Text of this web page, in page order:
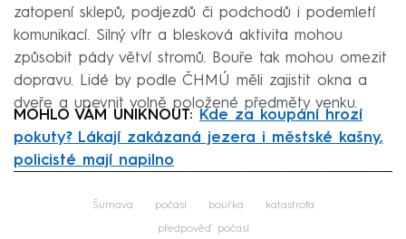
zatopení sklepů, podjezdů či podchodů i podemletí
komunikací. Silný vítr a blesková aktivita mohou
způsobit pády větví stromů. Bouře tak mohou omezit
dopravu. Lidé by podle ČHMÚ měli zajistit okna a
dveře a upevnit volně položené předměty venku.
MOHLO VÁM UNIKNOUT: Kde za koupání hrozí
pokuty? Lákají zakázaná jezera i městské kašny,
policisté mají napilno
Šumava počasí bouřka katastrofa
předpověď počasí